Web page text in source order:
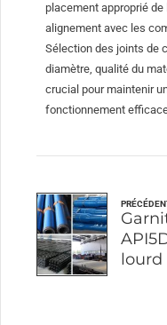
placement approprié
alignement avec les
Sélection des joints de
diamètre, qualité du
crucial pour maintenir
fonctionnement
lourd